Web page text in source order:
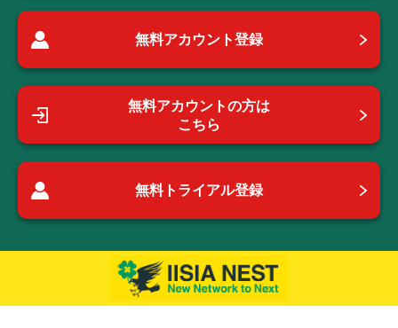
無料アカウント登録
無料アカウントの方は
こちら
無料トライアル登録